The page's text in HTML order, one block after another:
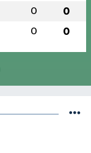
0 0
0 0